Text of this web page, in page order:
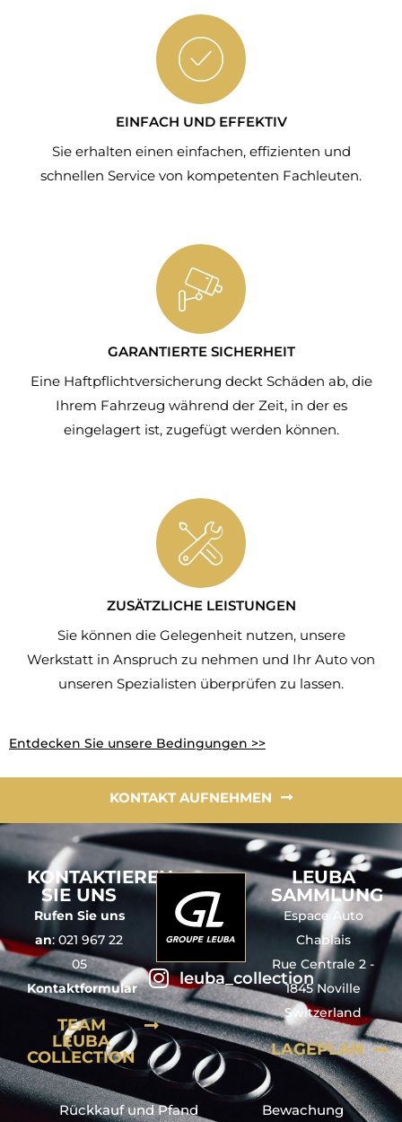
EINFACH UND EFFEKTIV
Sie erhalten einen einfachen, effizienten und
schnellen Service von kompetenten Fachleuten.
GARANTIERTE SICHERHEIT
Eine Haftpflichtversicherung deckt Schäden ab, die
Ihrem Fahrzeug während der Zeit, in der es
eingelagert ist, zugefügt werden können.
ZUSÄTZLICHE LEISTUNGEN
Sie können die Gelegenheit nutzen, unsere
Werkstatt in Anspruch zu nehmen und Ihr Auto von
unseren Spezialisten überprüfen zu lassen.
Entdecken Sie unsere Bedingungen >>
KONTAKT AUFNEHMEN
KONTAKTIEREN
SIE UNS
Rufen Sie uns
an:021 967 22
05
Kontaktformular
TEAM
LEUBA
COLLECTION
leuba_collection
LEUBA
SAMMLUNG
Espace Auto
Chablais
Rue Centrale 2 -
1845 Noville
Switzerland
LAGEPLAN
Rückkauf und Pfand
Bewachung